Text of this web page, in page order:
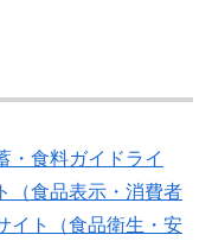
・食料ガイドライ
（食品表示・消費者
イト（食品衛生・安